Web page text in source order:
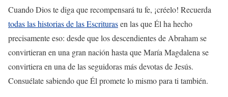
Cuando Dios te diga que recompensará tu fe, ¡créelo! Recuerda
todas las historias de las Escriturasen las que Él ha hecho
precisamente eso: desde que los descendientes de Abraham se
convirtieran en una gran nación hasta que María Magdalena se
convirtiera en una de las seguidoras más devotas de Jesús.
Consuélate sabiendo que Él promete lo mismo para ti también.